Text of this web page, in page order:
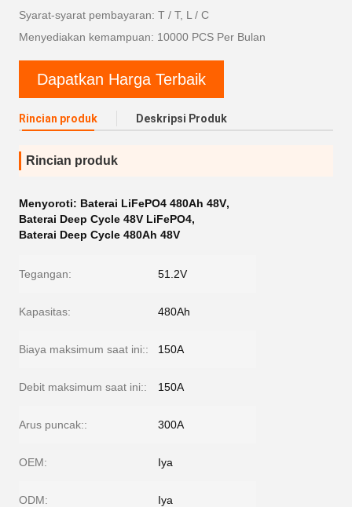
Syarat-syarat pembayaran: T / T, L / C
Menyediakan kemampuan: 10000 PCS Per Bulan
Dapatkan Harga Terbaik
Rincian produk Deskripsi Produk
Rincian produk
Menyoroti: Baterai LiFePO4 480Ah 48V,
Baterai Deep Cycle 48V LiFePO4,
Baterai Deep Cycle 480Ah 48V
Tegangan: 51.2V
Kapasitas: 480Ah
Biaya maksimum saat ini:: 150A
Debit maksimum saat ini:: 150A
Arus puncak:: 300A
OEM: Iya
ODM: Iya